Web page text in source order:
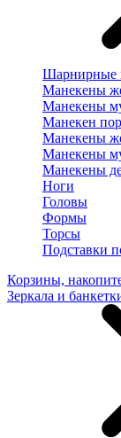
Шарнирные
Манекены
Манекены
Манекен
Манекены
Манекены
Манекены
Ноги
Головы
Формы
Торсы
Подставки
Корзины,
Зеркала и